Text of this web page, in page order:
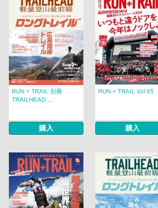
RUN + TRAIL 別冊
TRAILHEAD ...
購入
RUN + TRAIL Vol.65
購入